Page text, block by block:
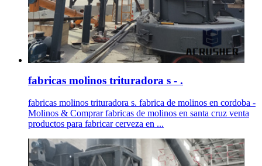
fabricas molinos trituradora s - .
fabricas molinos trituradora s. fabrica de molinos en cordoba -
Molinos & Comprar fabricas de molinos en santa cruz venta
productos para fabricar cerveza en ...